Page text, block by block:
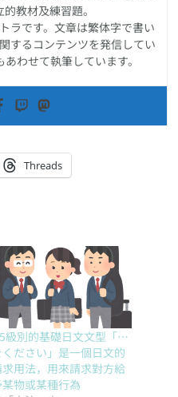
教材及練習題。
ラです。文章は繁体字で書い
するコンテンツを発信してい
わせて執筆しています。
Threads
級別的基礎日文文型「…
ください」是一個日文的
求用法，用來請求對方給
某物或某種行為